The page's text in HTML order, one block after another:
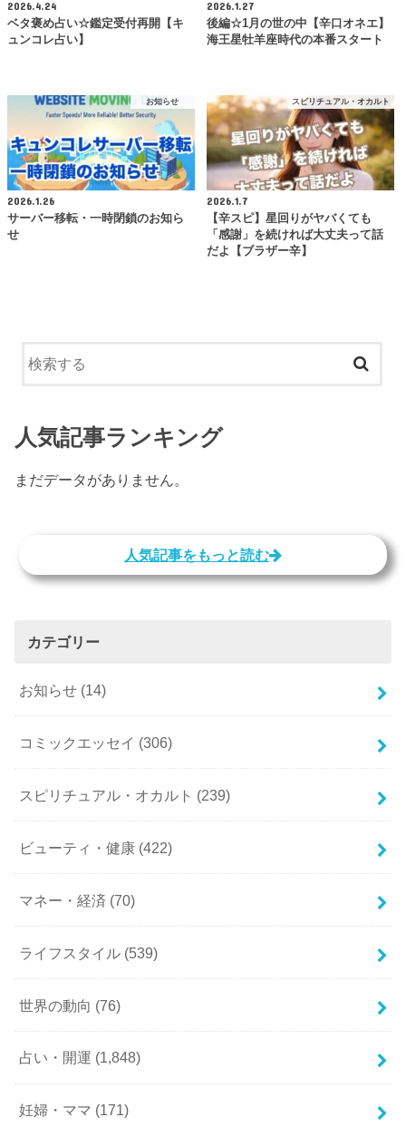
2026.4.24
ベタ褒め占い☆鑑定受付再開【キ
ュンコレ占い】
2026.1.27
後編☆1月の世の中【辛口オネエ】
海王星牡羊座時代の本番スタート
お知らせ
2026.1.26
サーバー移転・一時閉鎖のお知ら
せ
スピリチュアル・オカルト
2026.1.7
【辛スピ】星回りがヤバくても
「感謝」を続ければ大丈夫って話
だよ【ブラザー辛】
人気記事ランキング
まだデータがありません。
人気記事をもっと読む
カテゴリー
お知らせ (14)
コミックエッセイ (306)
スピリチュアル・オカルト (239)
ビューティ・健康 (422)
マネー・経済 (70)
ライフスタイル (539)
世界の動向 (76)
占い・開運 (1,848)
妊婦・ママ (171)